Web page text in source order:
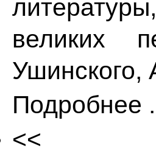
великих
Ушинского,
Подробнее
<<